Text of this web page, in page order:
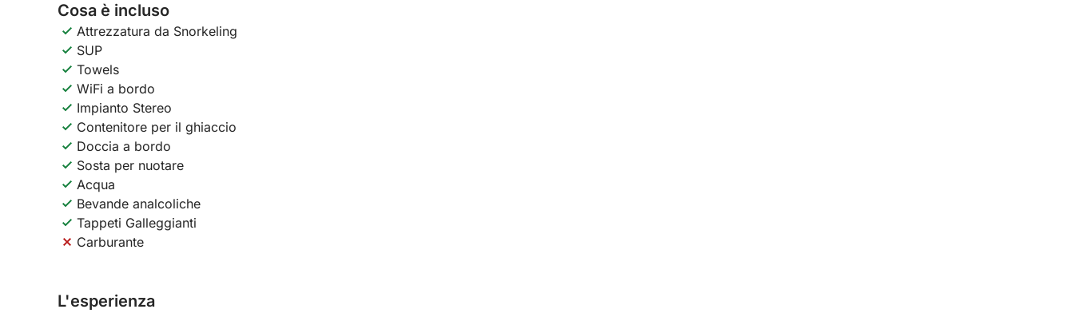
Cosa è incluso
Attrezzatura da Snorkeling
SUP
Towels
WiFi a bordo
Impianto Stereo
Contenitore per il ghiaccio
Doccia a bordo
Sosta per nuotare
Acqua
Bevande analcoliche
Tappeti Galleggianti
Carburante
L'esperienza